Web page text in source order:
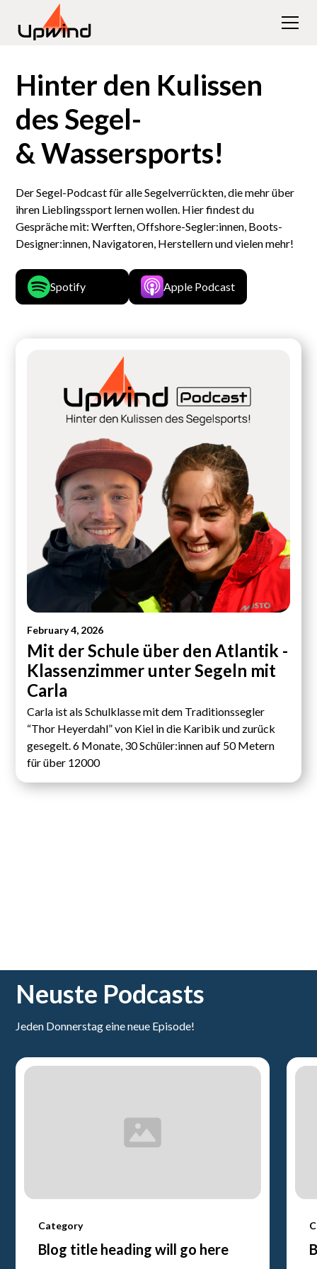
Hinter den Kulissen
des Segel-
& Wassersports!
Der Segel-Podcast für alle Segelverrückten, die mehr über
ihren Lieblingssport lernen wollen. Hier findest du
Gespräche mit: Werften, Offshore-Segler:innen, Boots-
Designer:innen, Navigatoren, Herstellern und vielen mehr!
Spotify Apple Podcast
February 4, 2026
Mit der Schule über den Atlantik -
Klassenzimmer unter Segeln mit
Carla
Carla ist als Schulklasse mit dem Traditionssegler
“Thor Heyerdahl” von Kiel in die Karibik und zurück
gesegelt. 6 Monate, 30 Schüler:innen auf 50 Metern
für über 12000
Neuste Podcasts
Jeden Donnerstag eine neue Episode!
Category
Blog title heading will go here